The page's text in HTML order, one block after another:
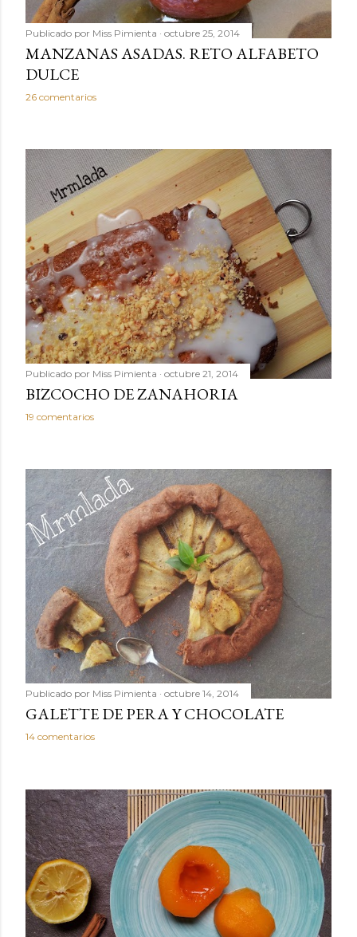
Publicado por Miss Pimienta octubre 25, 2014
MANZANAS ASADAS. RETO ALFABETO
DULCE
26 comentarios
Publicado por Miss Pimienta octubre 21, 2014
BIZCOCHO DE ZANAHORIA
19 comentarios
Publicado por Miss Pimienta octubre 14, 2014
GALETTE DE PERA Y CHOCOLATE
14 comentarios